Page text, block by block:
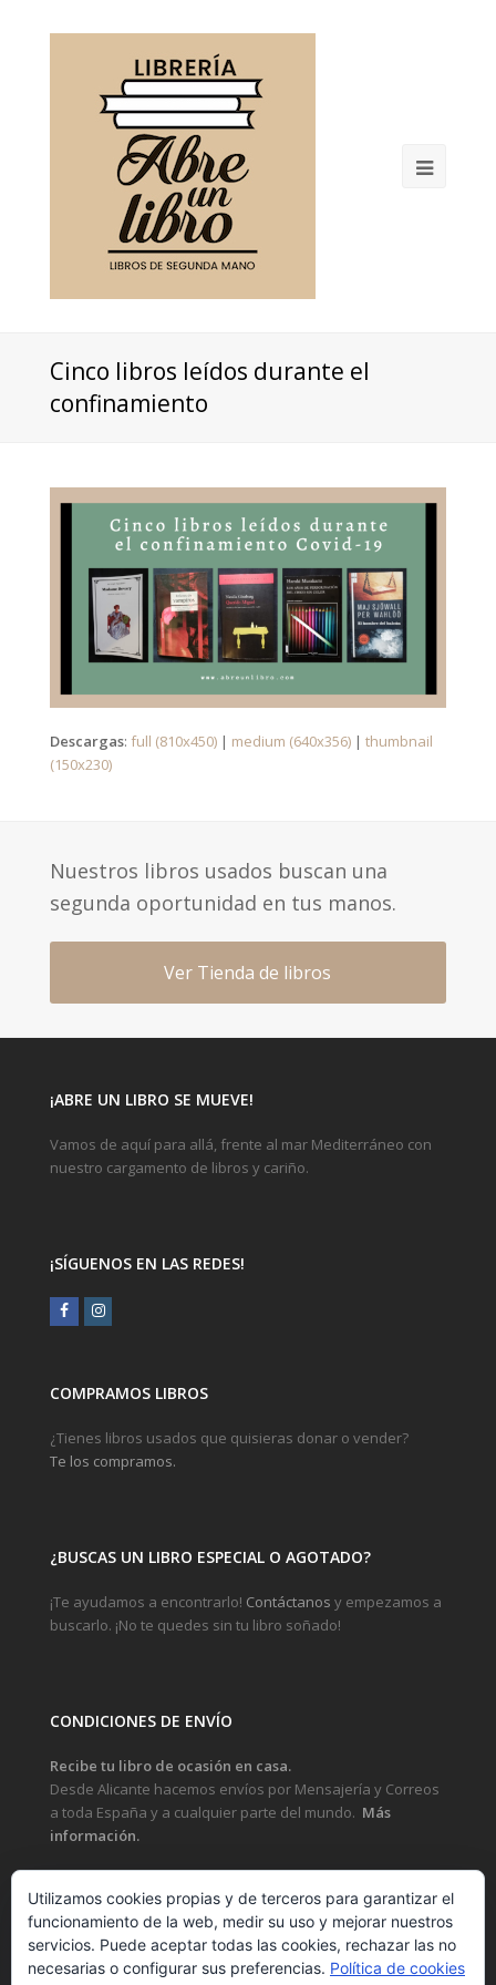
Open
Cinco libros leídos durante el
confinamiento
Descargas: full (810x450)| medium (640x356)| thumbnail
(150x230)
Nuestros libros usados buscan una
segunda oportunidad en tus manos.
Ver Tienda de libros
¡ABRE UN LIBRO SE MUEVE!
Vamos de aquí para allá, frente al mar Mediterráneo con
nuestro cargamento de libros y cariño.
¡SÍGUENOS EN LAS REDES!
FacebookInstagram
COMPRAMOS LIBROS
¿Tienes libros usados que quisieras donar o vender?
Te los compramos.
¿BUSCAS UN LIBRO ESPECIAL O AGOTADO?
¡Te ayudamos a encontrarlo! Contáctanos y empezamos a
buscarlo. ¡No te quedes sin tu libro soñado!
CONDICIONES DE ENVÍO
Recibe tu libro de ocasión en casa.
Desde Alicante hacemos envíos por Mensajería y Correos
a toda España y a cualquier parte del mundo. Más
información.
LEGAL
Utilizamos cookies propias y de terceros para garantizar el
funcionamiento de la web, medir su uso y mejorar nuestros
servicios. Puede aceptar todas las cookies, rechazar las no
necesarias o configurar sus preferencias. Política de cookies